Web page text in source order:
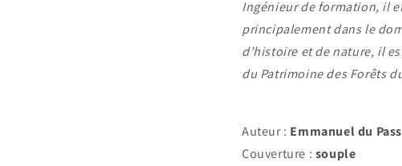
Ingénieur de formation, il
principalement dans le
d’histoire et de nature, il
du Patrimoine des Forêts
Auteur : Emmanuel du
Couverture : souple